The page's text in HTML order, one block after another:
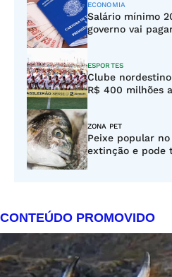
ECONOMIA
Salário mínimo
governo vai
ESPORTES
Clube
R$ 400 milhões
ZONA PET
Peixe popular
extinção e pode